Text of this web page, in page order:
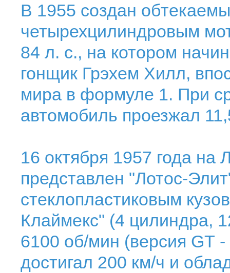
В 1955 создан
четырехцилиндровым
84 л. с., на котором
гонщик Грэхем Хилл,
мира в формуле 1. При
автомобиль проезжал
16 октября 1957 года
представлен "Лотос-
стеклопластиковым
Клаймекс" (4 цилиндра,
6100 об/мин (версия GТ
достигал 200 км/ч и